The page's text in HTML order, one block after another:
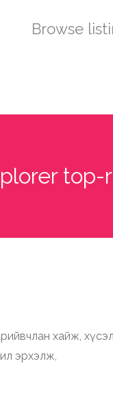
Browse
хайж,
эрхэлж,